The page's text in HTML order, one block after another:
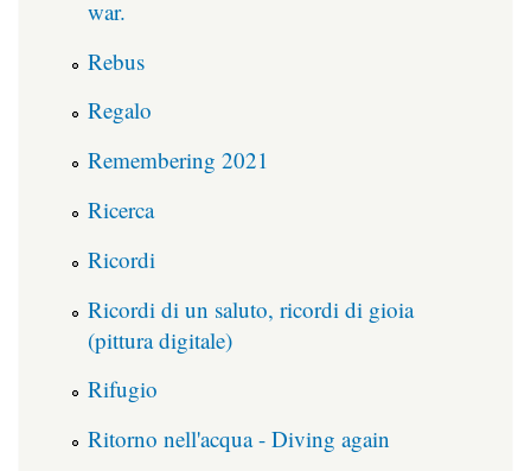
war.
Rebus
Regalo
Remembering 2021
Ricerca
Ricordi
Ricordi di un saluto, ricordi di gioia
(pittura digitale)
Rifugio
Ritorno nell'acqua - Diving again